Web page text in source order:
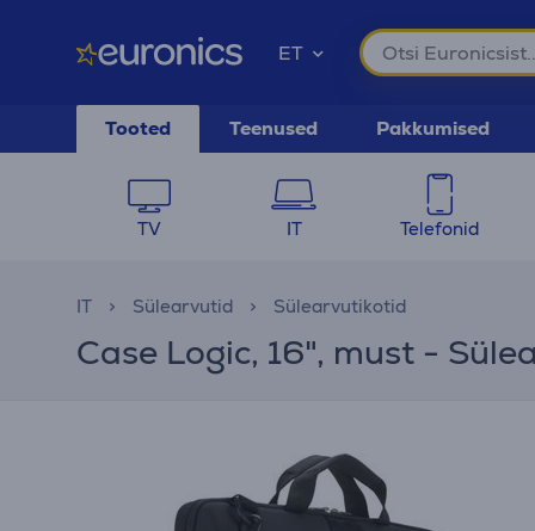
ET
Tooted Teenused Pakkumised
TV IT Telefonid
IT Sülearvutid Sülearvutikotid
Case Logic, 16", must -